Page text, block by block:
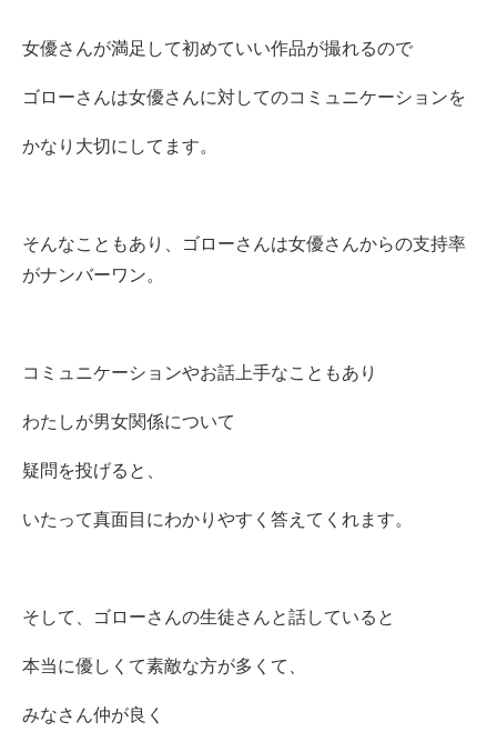
女優さんが満足して初めていい作品が撮れるので
ゴローさんは女優さんに対してのコミュニケーションを
かなり大切にしてます。
そんなこともあり、ゴローさんは女優さんからの支持率
がナンバーワン。
コミュニケーションやお話上手なこともあり
わたしが男女関係について
疑問を投げると、
いたって真面目にわかりやすく答えてくれます。
そして、ゴローさんの生徒さんと話していると
本当に優しくて素敵な方が多くて、
みなさん仲が良く